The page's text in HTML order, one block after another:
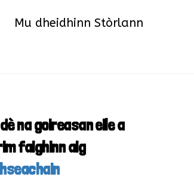
Mu dheidhinn Stòrlann
na goireasan eile a
faighinn aig